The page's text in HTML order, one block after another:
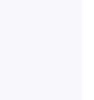
Pro